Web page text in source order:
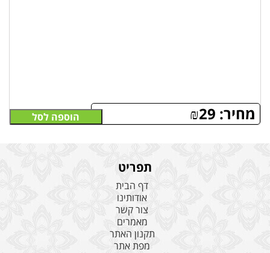
מחיר: ₪29 הוספה לסל
תפריט
דף הבית
אודותינו
צור קשר
מאמרים
תקנון האתר
מפת אתר